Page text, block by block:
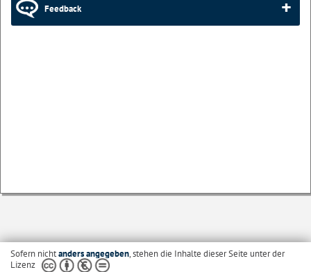
Feedback
Sofern nichtanders angegeben, stehen die Inhalte dieser Seite unter der
Lizenz